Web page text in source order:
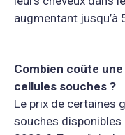
augmentant jusqu’à
Combien coûte
cellules souches ?
Le prix de certaines
souches disponibles